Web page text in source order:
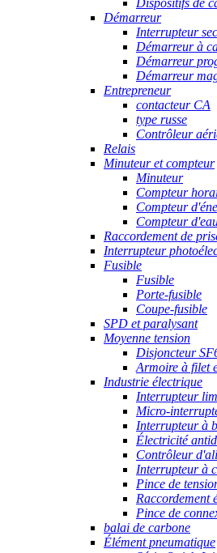
Dispositifs de
Démarreur
Interrupteur
Démarreur à
Démarreur
Démarreur
Entrepreneur
contacteur CA
type russe
Contrôleur
Relais
Minuteur et compteur
Minuteur
Compteur
Compteur
Compteur
Raccordement de
Interrupteur
Fusible
Fusible
Porte-fusible
Coupe-fusible
SPD et paralysant
Moyenne tension
Disjoncteur
Armoire à filet
Industrie électrique
Interrupteur
Micro-
Interrupteur à
Électricité
Contrôleur
Interrupteur à
Pince de
Raccordement
Pince de
balai de carbone
Élément pneumatique